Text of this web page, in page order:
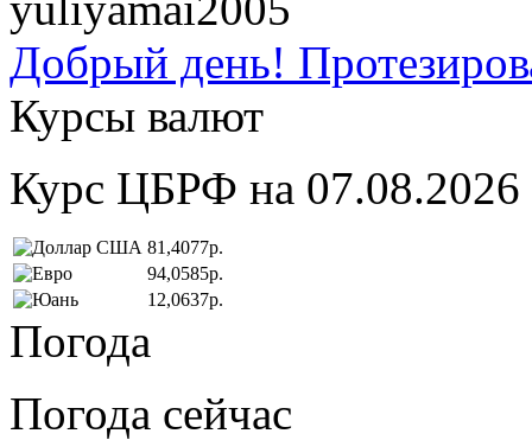
Добрый день!
Курсы валют
Курс ЦБРФ на 07.08.2026
81,4077р.
94,0585р.
12,0637р.
Погода
Погода сейчас